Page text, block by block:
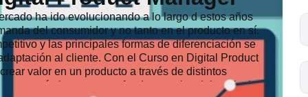
ha ido evolucionando a lo largo d estos años
del consumidor y no tanto en el producto en sí.
y las principales formas de diferenciación se
al cliente. Con el Curso en Digital Product
valor en un producto a través de distintos
conocerás los aspectos fundamentales del marketing